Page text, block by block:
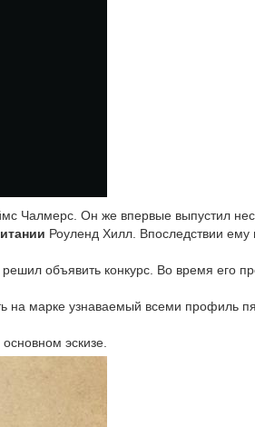
Чалмерс. Он же впервые выпустил
Роуленд Хилл. Впоследствии
объявить конкурс. Во время его
на марке узнаваемый всеми профиль
эскизе.